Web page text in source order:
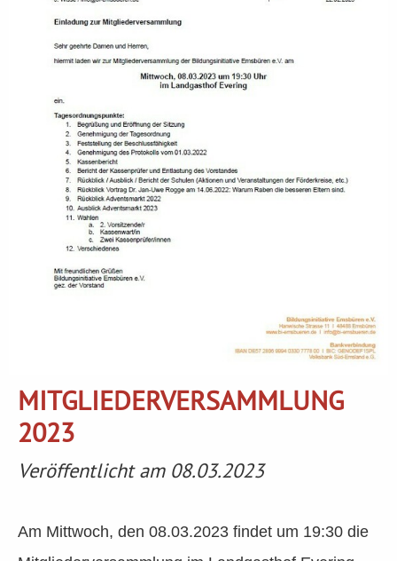
MITGLIEDERVERSAMMLUNG
2023
Veröffentlicht am 08.03.2023
Am Mittwoch, den 08.03.2023 findet um 19:30 die